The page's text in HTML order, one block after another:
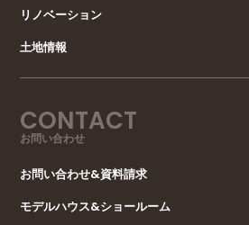
リノベーション
土地情報
CONTACT
お問い合わせ
お問い合わせ&資料請求
モデルハウス&ショールーム